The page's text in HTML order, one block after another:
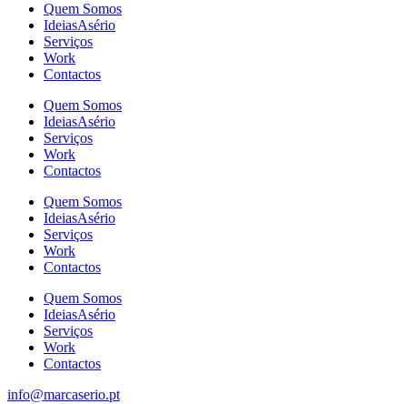
Quem Somos
IdeiasAsério
Serviços
Work
Contactos
Quem Somos
IdeiasAsério
Serviços
Work
Contactos
Quem Somos
IdeiasAsério
Serviços
Work
Contactos
Quem Somos
IdeiasAsério
Serviços
Work
Contactos
info@marcaserio.pt